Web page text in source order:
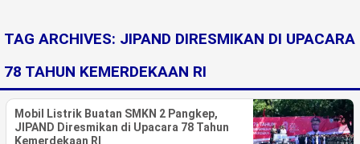
Otomotif
Hukum
TAG ARCHIVES: JIPAND DIRESMIKAN DI UPACARA
78 TAHUN KEMERDEKAAN RI
Mobil Listrik Buatan SMKN 2 Pangkep,
JIPAND Diresmikan di Upacara 78 Tahun
Kemerdekaan RI